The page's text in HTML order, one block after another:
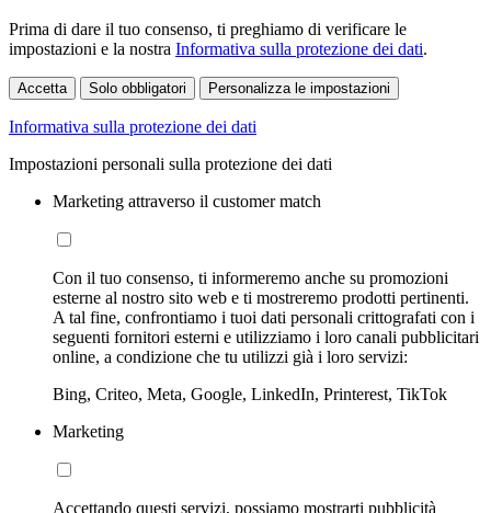
Prima di dare il tuo consenso, ti preghiamo di verificare le
impostazioni e la nostra Informativa sulla protezione dei dati.
Accetta Solo obbligatori Personalizza le impostazioni
Informativa sulla protezione dei dati
Impostazioni personali sulla protezione dei dati
Marketing attraverso il customer match
Con il tuo consenso, ti informeremo anche su promozioni
esterne al nostro sito web e ti mostreremo prodotti pertinenti.
A tal fine, confrontiamo i tuoi dati personali crittografati con i
seguenti fornitori esterni e utilizziamo i loro canali pubblicitari
online, a condizione che tu utilizzi già i loro servizi:
Bing, Criteo, Meta, Google, LinkedIn, Printerest, TikTok
Marketing
Accettando questi servizi, possiamo mostrarti pubblicità